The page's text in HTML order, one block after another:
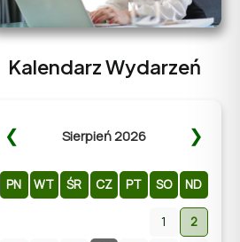
Kalendarz Wydarzeń
❮ Sierpień 2026 ❯
PN WT ŚR CZ PT SO ND
1
2